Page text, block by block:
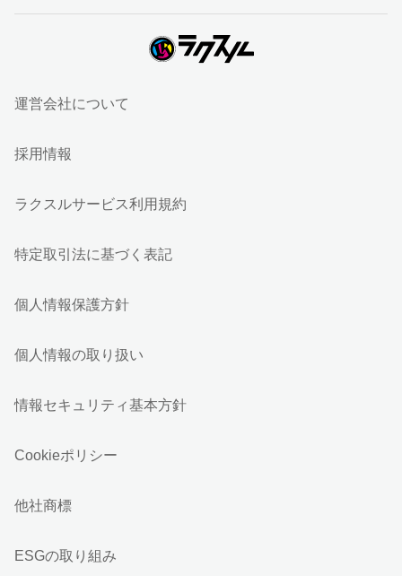
運営会社について
採用情報
ラクスルサービス利用規約
特定取引法に基づく表記
個人情報保護方針
個人情報の取り扱い
情報セキュリティ基本方針
Cookieポリシー
他社商標
ESGの取り組み